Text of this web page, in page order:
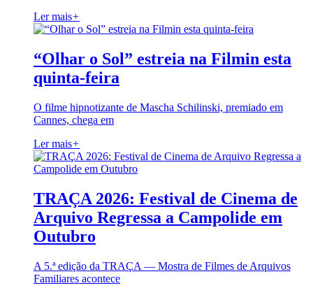
Ler mais+
“Olhar o Sol” estreia na Filmin esta
quinta-feira
O filme hipnotizante de Mascha Schilinski, premiado em
Cannes, chega em
Ler mais+
TRAÇA 2026: Festival de Cinema de
Arquivo Regressa a Campolide em
Outubro
A 5.ª edição da TRAÇA — Mostra de Filmes de Arquivos
Familiares acontece